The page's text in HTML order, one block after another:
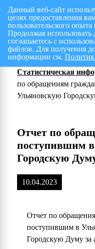
Перспективный план работ
Статистическая
по обращениям
Ульяновскую
Отчет по
поступившим
Городскую
10.04.2023
Отчет по
поступившим в
Городскую Думу за
Данный веб-сайт
целях предоставления
пользовательского
Продолжая
соглашаетесь с
файлов. Для получения
информации см.